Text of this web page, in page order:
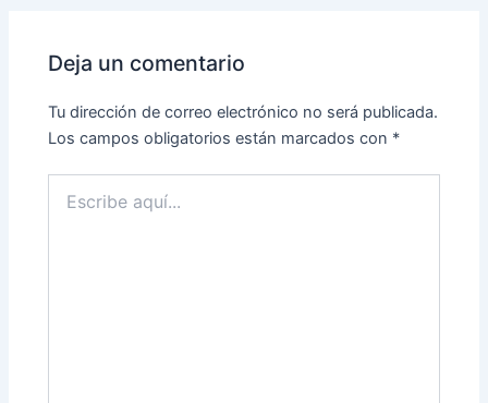
Deja un comentario
Tu dirección de correo electrónico no será publicada.
Los campos obligatorios están marcados con *
aquí...